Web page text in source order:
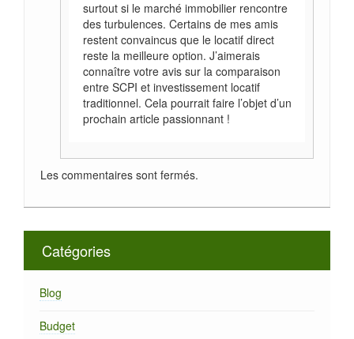
surtout si le marché immobilier rencontre
des turbulences. Certains de mes amis
restent convaincus que le locatif direct
reste la meilleure option. J’aimerais
connaître votre avis sur la comparaison
entre SCPI et investissement locatif
traditionnel. Cela pourrait faire l’objet d’un
prochain article passionnant !
Les commentaires sont fermés.
Catégories
Blog
Budget